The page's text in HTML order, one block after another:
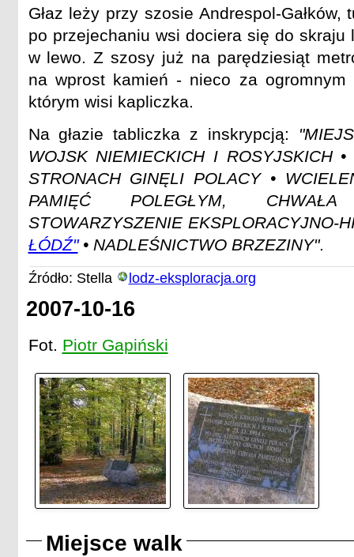
Głaz leży przy szosie Andrespol-
po przejechaniu wsi dociera się do skraju
w lewo. Z szosy już na parędziesiąt
na wprost kamień - nieco za ogromnym
którym wisi kapliczka.
Na głazie tabliczka z inskrypcją:
WOJSK NIEMIECKICH I ROSYJSKICH
STRONACH GINĘLI POLACY •
PAMIĘĆ POLEGŁYM,
STOWARZYSZENIE EKSPLORACYJNO-
ŁÓDŹ"• NADLEŚNICTWO BRZEZINY".
Źródło: Stella lodz-eksploracja.org
2007-10-16
Fot. Piotr Gapiński
Miejsce walk